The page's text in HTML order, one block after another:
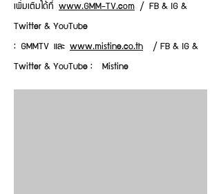
เพิ่มเติมได้ที่ www.GMM-TV.com / FB & IG &
Twitter & YouTube
: GMMTV และ www.mistine.co.th / FB & IG &
Twitter & YouTube : Mistine